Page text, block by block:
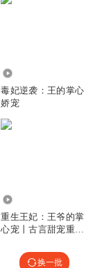
毒妃逆袭：王的掌心
娇宠
重生王妃：王爷的掌
心宠丨古言甜宠重生
换一批